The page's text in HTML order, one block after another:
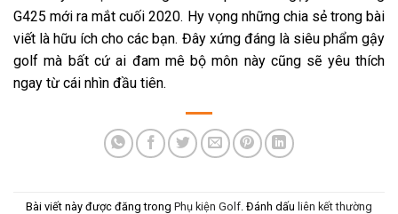
G425 mới ra mắt cuối 2020. Hy vọng những chia sẻ trong bài
viết là hữu ích cho các bạn. Đây xứng đáng là siêu phẩm gậy
golf mà bất cứ ai đam mê bộ môn này cũng sẽ yêu thích
ngay từ cái nhìn đầu tiên.
Bài viết này được đăng trong Phụ kiện Golf . Đánh dấu liên kết thường